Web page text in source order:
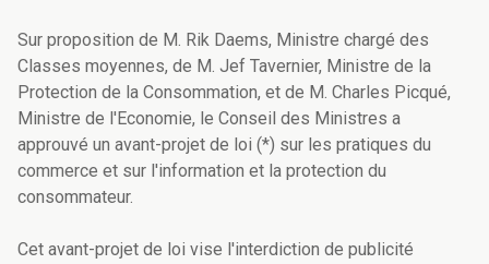
Sur proposition de M. Rik Daems, Ministre chargé des
Classes moyennes, de M. Jef Tavernier, Ministre de la
Protection de la Consommation, et de M. Charles Picqué,
Ministre de l'Economie, le Conseil des Ministres a
approuvé un avant-projet de loi (*) sur les pratiques du
commerce et sur l'information et la protection du
consommateur.
Cet avant-projet de loi vise l'interdiction de publicité